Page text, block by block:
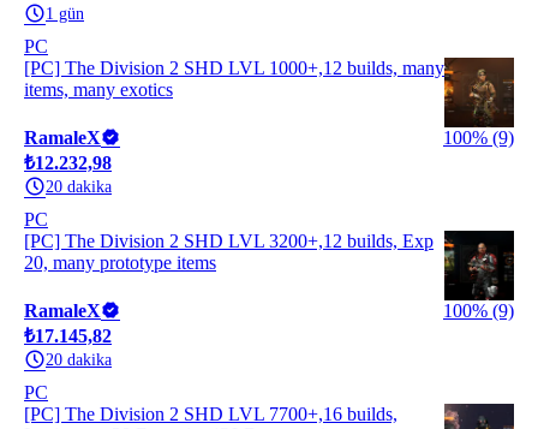
1 gün
PC
[PC] The Division 2 SHD LVL 1000+,12 builds, many
items, many exotics
RamaleX
100% (9)
₺12.232,98
20 dakika
PC
[PC] The Division 2 SHD LVL 3200+,12 builds, Exp
20, many prototype items
RamaleX
100% (9)
₺17.145,82
20 dakika
PC
[PC] The Division 2 SHD LVL 7700+,16 builds,